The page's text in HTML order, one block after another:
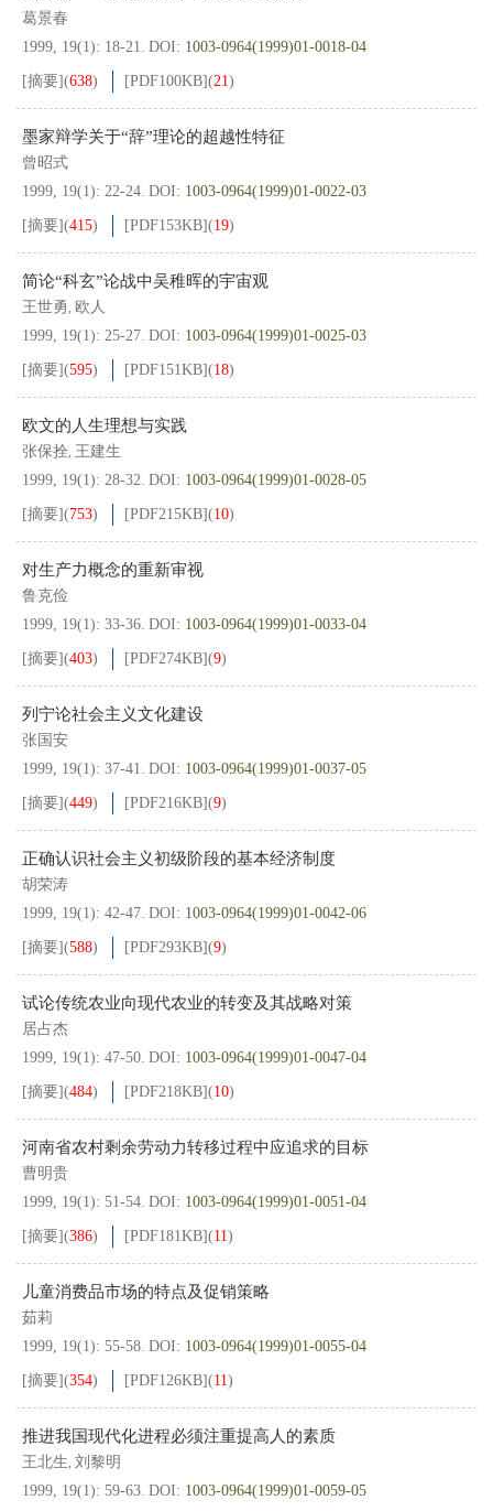
葛景春
1999, 19(1): 18-21. DOI: 1003-0964(1999)01-0018-04
[摘要](638) [PDF100KB](21)
墨家辩学关于“辞”理论的超越性特征
曾昭式
1999, 19(1): 22-24. DOI: 1003-0964(1999)01-0022-03
[摘要](415) [PDF153KB](19)
简论“科玄”论战中吴稚晖的宇宙观
王世勇, 欧人
1999, 19(1): 25-27. DOI: 1003-0964(1999)01-0025-03
[摘要](595) [PDF151KB](18)
欧文的人生理想与实践
张保拴, 王建生
1999, 19(1): 28-32. DOI: 1003-0964(1999)01-0028-05
[摘要](753) [PDF215KB](10)
对生产力概念的重新审视
鲁克俭
1999, 19(1): 33-36. DOI: 1003-0964(1999)01-0033-04
[摘要](403) [PDF274KB](9)
列宁论社会主义文化建设
张国安
1999, 19(1): 37-41. DOI: 1003-0964(1999)01-0037-05
[摘要](449) [PDF216KB](9)
正确认识社会主义初级阶段的基本经济制度
胡荣涛
1999, 19(1): 42-47. DOI: 1003-0964(1999)01-0042-06
[摘要](588) [PDF293KB](9)
试论传统农业向现代农业的转变及其战略对策
居占杰
1999, 19(1): 47-50. DOI: 1003-0964(1999)01-0047-04
[摘要](484) [PDF218KB](10)
河南省农村剩余劳动力转移过程中应追求的目标
曹明贵
1999, 19(1): 51-54. DOI: 1003-0964(1999)01-0051-04
[摘要](386) [PDF181KB](11)
儿童消费品市场的特点及促销策略
茹莉
1999, 19(1): 55-58. DOI: 1003-0964(1999)01-0055-04
[摘要](354) [PDF126KB](11)
推进我国现代化进程必须注重提高人的素质
王北生, 刘黎明
1999, 19(1): 59-63. DOI: 1003-0964(1999)01-0059-05